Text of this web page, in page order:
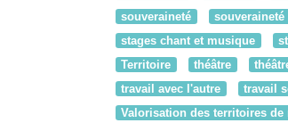
souveraineté
stages chant et musique
Territoire
théâtre
travail avec l'autre
travail
Valorisation des territoires de